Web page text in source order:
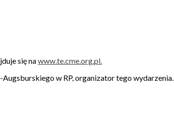
się nawww.te.cme.org.pl.
w RP, organizator tego wydarzenia.